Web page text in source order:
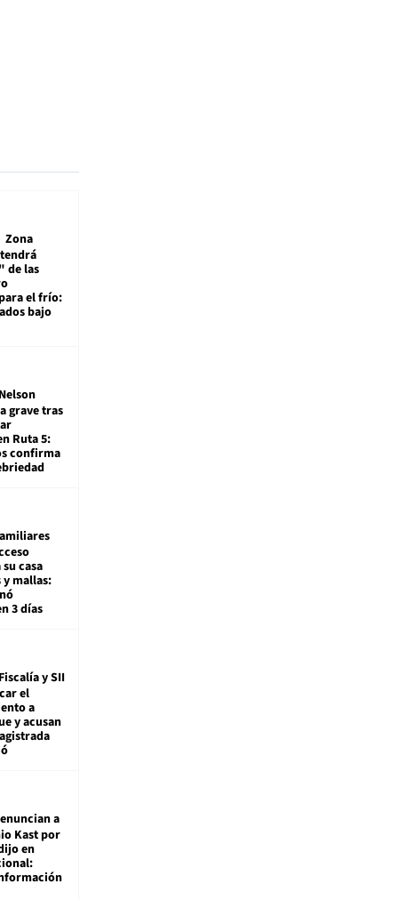
Zona
de las
el frío:
bajo
Nelson
grave tras
Ruta 5:
confirma
casa
mallas:
3 días
Fiscalía y SII
el
a
y acusan
a
Kast por
en